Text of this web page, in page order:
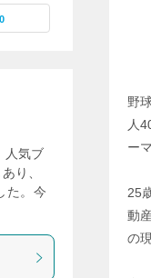
0
人気ブ
り、
た。今
野
人
ー
25
動
の